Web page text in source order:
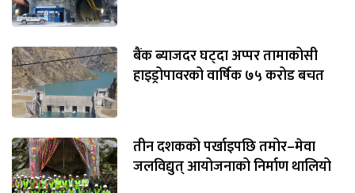
बैंक ब्याजदर घट्दा अप्पर तामाकोसी
हाइड्रोपावरको वार्षिक ७५ करोड बचत
तीन दशकको पर्खाइपछि तमोर–मेवा
जलविद्युत् आयोजनाको निर्माण थालियो